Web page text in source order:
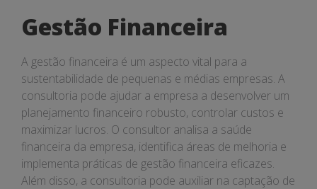
Gestão Financeira
A gestão financeira é um aspecto vital para a
sustentabilidade de pequenas e médias empresas. A
consultoria pode ajudar a empresa a desenvolver um
planejamento financeiro robusto, controlar custos e
maximizar lucros. O consultor analisa a saúde
financeira da empresa, identifica áreas de melhoria e
implementa práticas de gestão financeira eficazes.
Além disso, a consultoria pode auxiliar na captação de